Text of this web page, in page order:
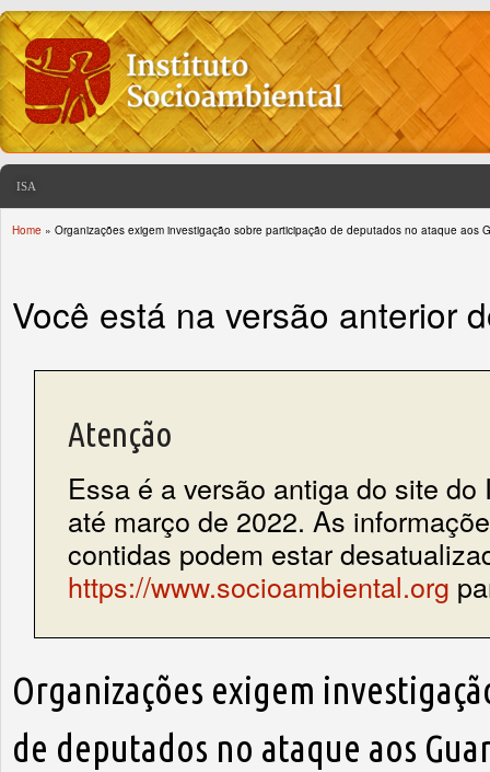
ISA
Home » Organizações exigem investigação sobre participação de deputados no ataque aos
Você está na versão anterior
Atenção
Essa é a versão antiga do site do
até março de 2022. As
contidas podem estar
https://www.socioambiental.org
Organizações exigem
de deputados no ataque aos